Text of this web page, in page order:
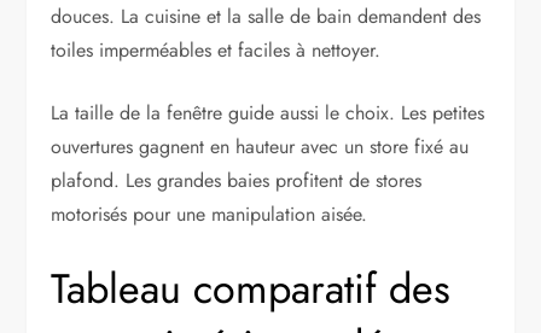
douces. La cuisine et la salle de bain demandent des
toiles imperméables et faciles à nettoyer.
La taille de la fenêtre guide aussi le choix. Les petites
ouvertures gagnent en hauteur avec un store fixé au
plafond. Les grandes baies profitent de stores
motorisés pour une manipulation aisée.
Tableau comparatif des